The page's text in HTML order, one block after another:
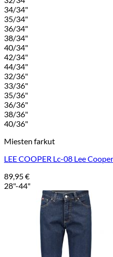
34/34"
35/34"
36/34"
38/34"
40/34"
42/34"
44/34"
32/36"
33/36"
35/36"
36/36"
38/36"
40/36"
Miesten farkut
LEE COOPER Lc-08 Lee
89,95€
28"-44"